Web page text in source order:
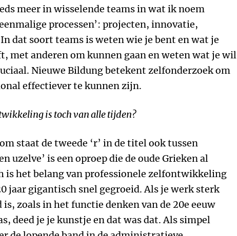
meer in wisselende teams in wat ik noem
processen’: projecten, innovatie,
dat soort teams is weten wie je bent en wat je
met anderen om kunnen gaan en weten wat je wil
Nieuwe Bildung betekent zelfonderzoek om
effectiever te kunnen zijn.
is toch van alle tijden?
staat de tweede ‘r’ in de titel ook tussen
uzelve’ is een oproep die de oude Grieken al
is het belang van professionele zelfontwikkeling
jaar gigantisch snel gegroeid. Als je werk sterk
is, zoals in het functie denken van de 20e eeuw
deed je je kunstje en dat was dat. Als simpel